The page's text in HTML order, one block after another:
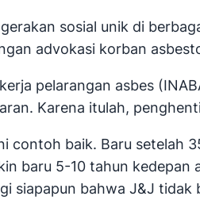
sosial unik di
advokasi korban
pelarangan asbes
Karena itulah,
contoh baik. Baru
baru 5-10 tahun
siapapun bahwa J&J tidak